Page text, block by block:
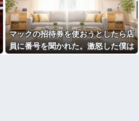
【闇】『強度行動障害』の女
の子、自分をグーパンしまくる
【悲報】X「アスペの検査した
結果wwwwwwwww」
祖母が農具をしまっている倉
庫の鍵を、私が無くしたと思っ
マックの招待券を使おうとしたら店
員に番号を聞かれた。激怒した僕は